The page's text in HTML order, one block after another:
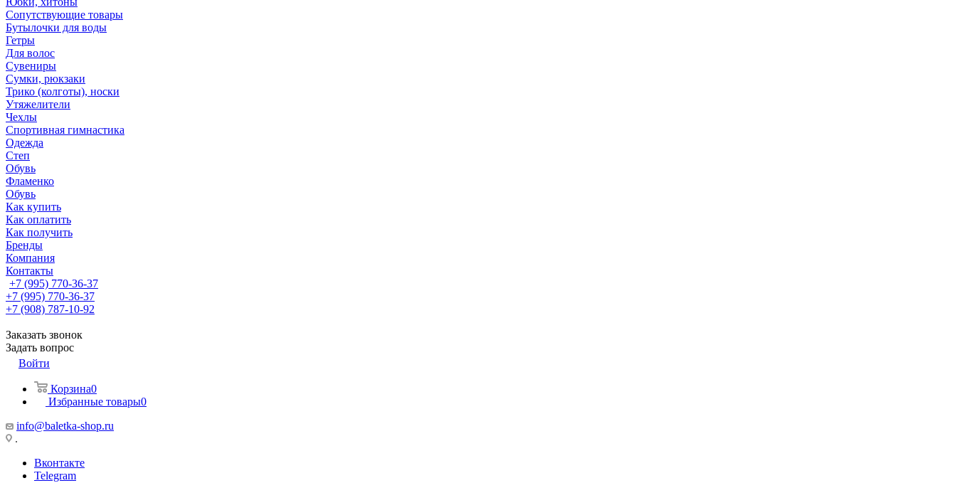
Сопутствующие товары
Бутылочки для воды
Гетры
Для волос
Сувениры
Сумки, рюкзаки
Трико (колготы), носки
Утяжелители
Чехлы
Спортивная гимнастика
Одежда
Степ
Обувь
Фламенко
Обувь
Как купить
Как оплатить
Как получить
Бренды
Компания
Контакты
+7 (995) 770-36-37
+7 (995) 770-36-37
+7 (908) 787-10-92
Заказать звонок
Задать вопрос
Войти
Корзина0
Избранные товары0
info@baletka-shop.ru
.
Вконтакте
Telegram